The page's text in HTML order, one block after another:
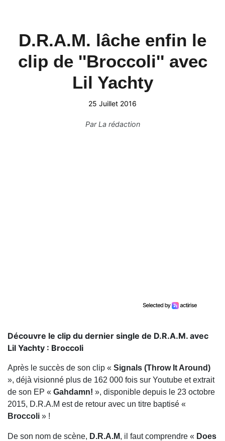
D.R.A.M. lâche enfin le
clip de ''Broccoli'' avec
Lil Yachty
25 Juillet 2016
ParLa rédaction
Découvre le clip du dernier single de D.R.A.M. avec
Lil Yachty : Broccoli
Après le succès de son clip « Signals (Throw It Around)
», déjà visionné plus de 162 000 fois sur Youtube et extrait
de son EP ‪« Gahdamn! », disponible depuis le 23 octobre
2015, D.R.A.M est de retour avec un titre baptisé «
Broccoli » !
De son nom de scène, D.R.A.M, il faut comprendre « Does